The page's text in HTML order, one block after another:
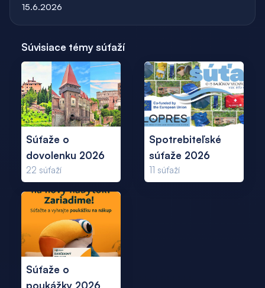
15.6.2026
Súvisiace témy súťaží
Súťaže o
dovolenku 2026
22 súťaží
Spotrebiteľské
súťaže 2026
11 súťaží
Súťaže o
poukážky 2026